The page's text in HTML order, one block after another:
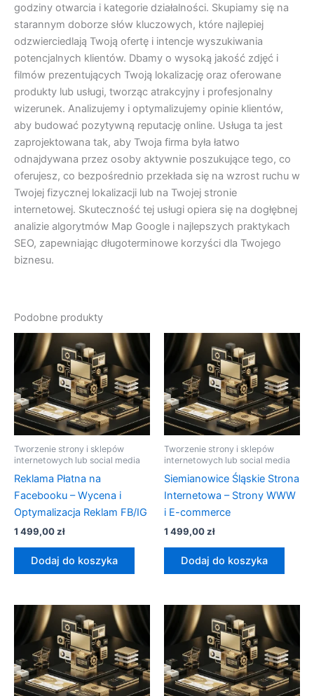
godziny otwarcia i kategorie działalności. Skupiamy się na
starannym doborze słów kluczowych, które najlepiej
odzwierciedlają Twoją ofertę i intencje wyszukiwania
potencjalnych klientów. Dbamy o wysoką jakość zdjęć i
filmów prezentujących Twoją lokalizację oraz oferowane
produkty lub usługi, tworząc atrakcyjny i profesjonalny
wizerunek. Analizujemy i optymalizujemy opinie klientów,
aby budować pozytywną reputację online. Usługa ta jest
zaprojektowana tak, aby Twoja firma była łatwo
odnajdywana przez osoby aktywnie poszukujące tego, co
oferujesz, co bezpośrednio przekłada się na wzrost ruchu w
Twojej fizycznej lokalizacji lub na Twojej stronie
internetowej. Skuteczność tej usługi opiera się na dogłębnej
analizie algorytmów Map Google i najlepszych praktykach
SEO, zapewniając długoterminowe korzyści dla Twojego
biznesu.
Podobne produkty
Tworzenie strony i sklepów
internetowych lub social media
Reklama Płatna na
Facebooku – Wycena i
Optymalizacja Reklam FB/IG
1 499,00zł
Dodaj do koszyka
Tworzenie strony i sklepów
internetowych lub social media
Siemianowice Śląskie Strona
Internetowa – Strony WWW
i E-commerce
1 499,00zł
Dodaj do koszyka